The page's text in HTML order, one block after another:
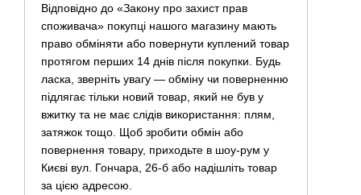
Відповідно до «Закону про захист прав
споживача» покупці нашого магазину мають
право обміняти або повернути куплений товар
протягом перших 14 днів після покупки. Будь
ласка, зверніть увагу — обміну чи поверненню
підлягає тільки новий товар, який не був у
вжитку та не має слідів використання: плям,
затяжок тощо. Щоб зробити обмін або
повернення товару, приходьте в шоу-рум у
Києві вул. Гончара, 26-б або надішліть товар
за цією адресою.